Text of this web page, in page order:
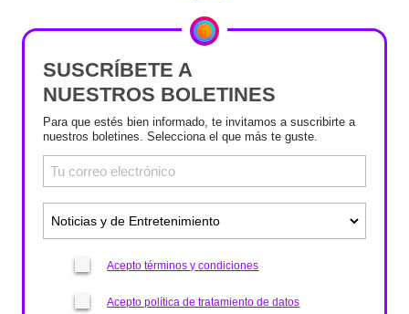
SUSCRÍBETE A
NUESTROS BOLETINES
Para que estés bien informado, te invitamos a suscribirte a
nuestros boletines. Selecciona el que más te guste.
Acepto términos y condiciones
Acepto política de tratamiento de datos